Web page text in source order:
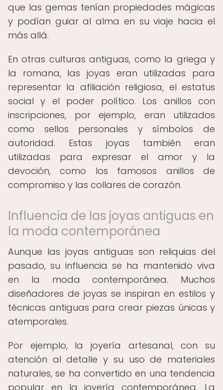
que las gemas tenían propiedades mágicas
y podían guiar al alma en su viaje hacia el
más allá.
En otras culturas antiguas, como la griega y
la romana, las joyas eran utilizadas para
representar la afiliación religiosa, el estatus
social y el poder político. Los anillos con
inscripciones, por ejemplo, eran utilizados
como sellos personales y símbolos de
autoridad. Estas joyas también eran
utilizadas para expresar el amor y la
devoción, como los famosos anillos de
compromiso y las collares de corazón.
Influencia de las joyas antiguas en
la moda contemporánea
Aunque las joyas antiguas son reliquias del
pasado, su influencia se ha mantenido viva
en la moda contemporánea. Muchos
diseñadores de joyas se inspiran en estilos y
técnicas antiguas para crear piezas únicas y
atemporales.
Por ejemplo, la joyería artesanal, con su
atención al detalle y su uso de materiales
naturales, se ha convertido en una tendencia
popular en la joyería contemporánea. La